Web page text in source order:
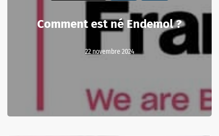
Comment est né Endemol ?
22 novembre 2024